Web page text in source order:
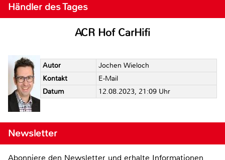
Händler des Tages
ACR Hof CarHifi
Autor
Jochen Wieloch
Kontakt
E-Mail
Datum
12.08.2023, 21:09 Uhr
Newsletter
Abonniere den Newsletter und erhalte Informationen